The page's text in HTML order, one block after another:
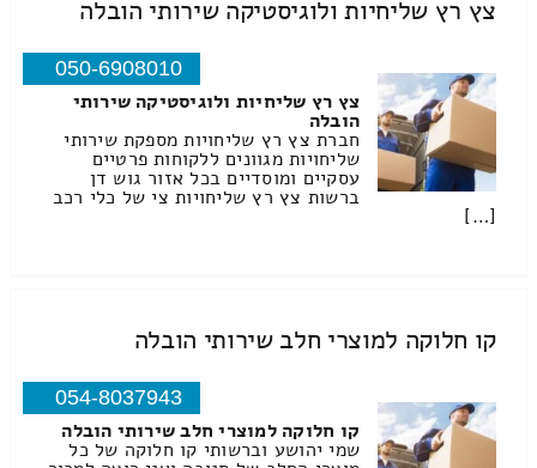
צץ רץ שליחיות ולוגיסטיקה שירותי הובלה
050-6908010
צץ רץ שליחיות ולוגיסטיקה שירותי
הובלה
חברת צץ רץ שליחויות מספקת שירותי
שליחויות מגוונים ללקוחות פרטיים
עסקיים ומוסדיים בכל אזור גוש דן
ברשות צץ רץ שליחויות צי של כלי רכב
[…]
קו חלוקה למוצרי חלב שירותי הובלה
054-8037943
קו חלוקה למוצרי חלב שירותי הובלה
שמי יהושע וברשותי קו חלוקה של כל